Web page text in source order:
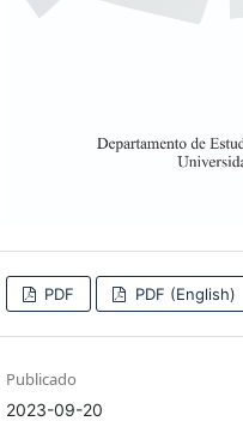
PDF PDF (English)
Publicado
2023-09-20